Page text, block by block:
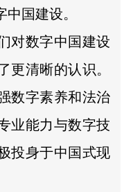
国建设。
对数字中国建设
更清晰的认识。
数字素养和法治
业能力与数字技
投身于中国式现